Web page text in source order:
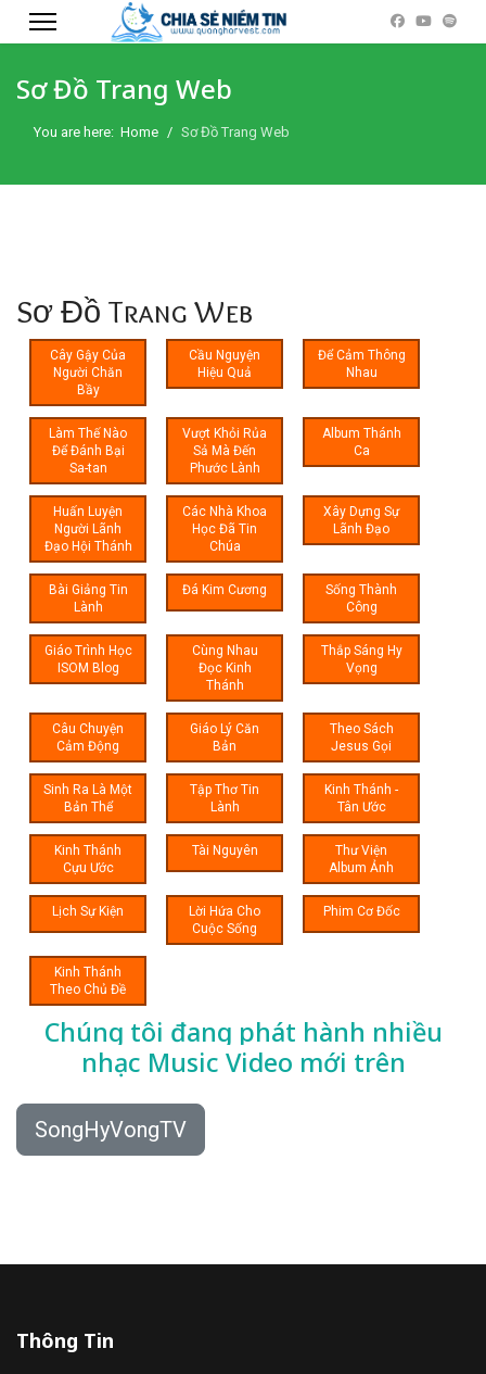
Sơ Đồ Trang Web
You are here: Home Sơ Đồ Trang Web
Sơ Đồ Trang Web
Cây Gậy Của
Người Chăn
Bầy
Cầu Nguyện
Hiệu Quả
Để Cảm Thông
Nhau
Làm Thế Nào
Để Đánh Bại
Sa-tan
Vượt Khỏi Rủa
Sả Mà Đến
Phước Lành
Album Thánh
Ca
Huấn Luyện
Người Lãnh
Đạo Hội Thánh
Các Nhà Khoa
Học Đã Tin
Chúa
Xây Dựng Sự
Lãnh Đạo
Bài Giảng Tin
Lành
Đá Kim Cương
Sống Thành
Công
Giáo Trình Học
ISOM Blog
Cùng Nhau
Đọc Kinh
Thánh
Thắp Sáng Hy
Vọng
Câu Chuyện
Cảm Động
Giáo Lý Căn
Bản
Theo Sách
Jesus Gọi
Sinh Ra Là Một
Bản Thể
Tập Thơ Tin
Lành
Kinh Thánh -
Tân Ước
Kinh Thánh
Cựu Ước
Tài Nguyên
Thư Viện
Album Ảnh
Lịch Sự Kiện
Lời Hứa Cho
Cuộc Sống
Phim Cơ Đốc
Kinh Thánh
Theo Chủ Đề
Chúng tôi đang phát hành nhiều
nhạc Music Video mới trên
SongHyVongTV
Thông Tin